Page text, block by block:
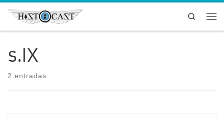
Saltar al contenido
Search
s.IX
2 entradas